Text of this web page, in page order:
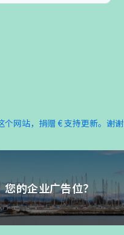
个网站，捐赠 € 支持更新。谢谢
您的企业广告位？